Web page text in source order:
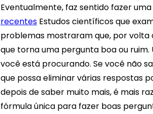
Eventualmente, faz sentido fazer
recentes Estudos científicos que
problemas mostraram que, por volta
que torna uma pergunta boa ou
você está procurando. Se você não
que possa eliminar várias respostas
depois de saber muito mais, é mais
fórmula única para fazer boas